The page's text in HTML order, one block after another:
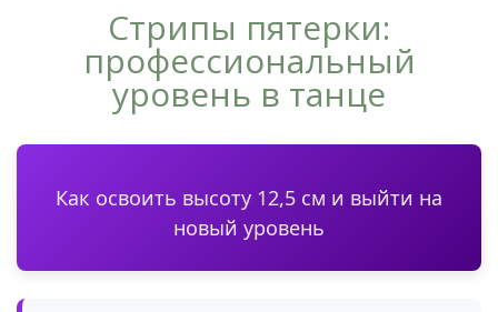
Стрипы пятерки:
профессиональный
уровень в танце
Как освоить высоту 12,5 см и выйти на
новый уровень